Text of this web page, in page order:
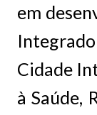
em
Cidade
à Saúde,